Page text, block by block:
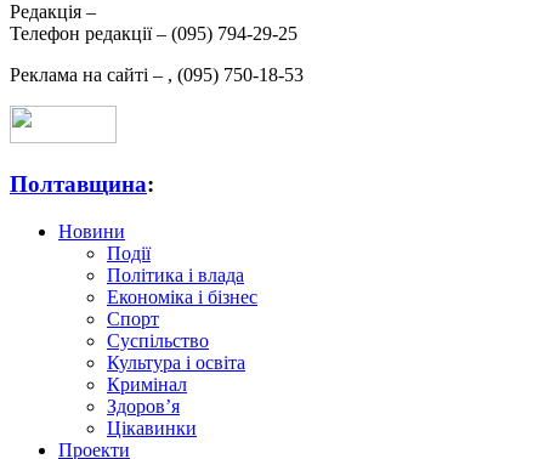
Редакція –
Телефон редакції – (095) 794-29-25
Реклама на сайті – , (095) 750-18-53
Полтавщина:
Новини
Події
Політика і влада
Економіка і бізнес
Спорт
Суспільство
Культура і освіта
Кримінал
Здоров’я
Цікавинки
Проекти